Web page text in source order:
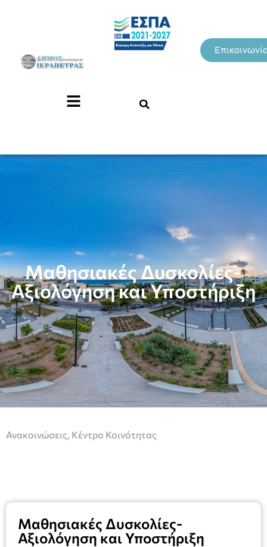
Μαθησιακές Δυσκολίες-
Αξιολόγηση και Υποστήριξη
Ανακοινώσεις Κέντρο Κοινότητας
Μαθησιακές Δυσκολίες-
Αξιολόγηση και Υποστήριξη